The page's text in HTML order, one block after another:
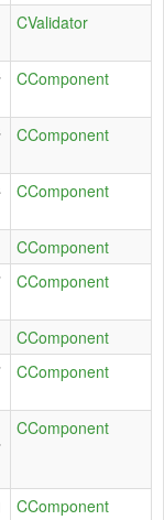
CValidator
CComponent
CComponent
CComponent
CComponent
CComponent
CComponent
CComponent
CComponent
CComponent